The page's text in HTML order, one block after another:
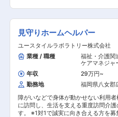
です♪ 【POINT2：続けやすい職場3種の神器】 厚
待遇：賞与年2回はもちろん有給休暇
境：たくさんの人を一度にケアする施
い、お一人に寄り添いゆったりとした
また、関わるのはご利用者さんがメイ
間関係で悩むこともありません。 給与：「今は良
いけど将来を考えたら今の給与だと難
～」なんて思っていませんか？資格の
給与UPのチャンス多数。最短半年で
方もいます。
すい職場3種の神器】 厚待遇：賞与年2回はもち
ケアする施設とは違い、お一人に寄り
りとしたオシゴト。また、関わるのは
んがメインなので人間関係で悩むこと
ん。 給与：「今は良いけど将来を考えたら今の給
与だと難しいよな～」なんて思って
資格の取得などで給与UPのチャンス多
半年で給与UPした方もいます。
境を整えるお仕事を主にお願いしま
談などを気軽に受けられる頼られる
ー・指導・育成・ケア ・ご家族との連
者会議への出席 など ※詳細は面談
します ◎働いている人のほとんどが無資格・未経
験からスタート！！研修や仕事を覚
輩スタッフが同行するので安心！ ■━━━ 1日の
スケジュール例 ━━━□ 【日勤】 ◇9:00～／サ
ービス開始 ・ベットから車いすへの
事介助 ・外出援助など ◇13:00～／サービス記
録、終了 ＜休憩・次の利用者宅へ移動＞ ◇14:00
～／利用者宅到着・サービス開始
ービス記録、終了 ・直行直帰OK 【夜勤】
教育など働きやすい環境を整えるお
願いします。 質問や相談などを気軽に
頼られる社員さんとして活躍してくださ
ービス提供管理 ■介護スタッフのフォ
導・育成・ケア ■ご家族との連絡 ■担
の出席 ■スタッフのシフト作成 ■ご
のチーム管理 ■他事業所・行政相手
業部の運営、売上管理 ■営業戦略の企
非常勤スタッフの採用 ◎ケアスタッフ業務 障がい
者の方、高齢者の方、一人ひとりに必
行っていく、専門的な介護職です。
て、需要が非常に高い「医療的ケア
ロフェッショナルな介護士としても
見守りホームヘルパー
ユースタイルラボラトリー株式会社
業種 / 職種
福祉・介護関
ケアマネジャ
年収
29万円~
勤務地
福岡県八女郡
障がいなどで身体が動かせない利用
に訪問し、生活を支える重度訪問介
す。 ※1対1で誠実に向き合える方を募集 【仕